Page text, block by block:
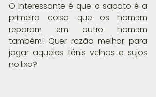
O interessante é que o sapato é a
primeira coisa que os homem
reparam em outro homem
também! Quer razão melhor para
jogar aqueles tênis velhos e sujos
no lixo?